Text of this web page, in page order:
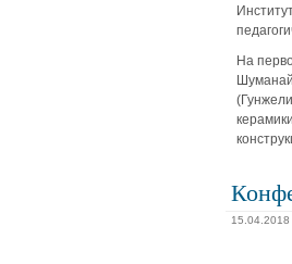
На
15.04.2018